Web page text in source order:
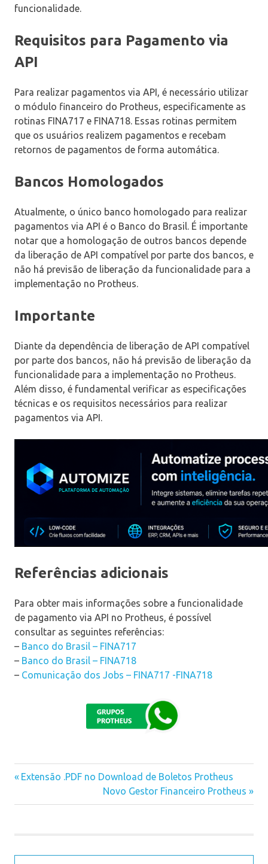
funcionalidade.
Requisitos para Pagamento via
API
Para realizar pagamentos via API, é necessário utilizar
o módulo financeiro do Protheus, especificamente as
rotinas FINA717 e FINA718. Essas rotinas permitem
que os usuários realizem pagamentos e recebam
retornos de pagamentos de forma automática.
Bancos Homologados
Atualmente, o único banco homologado para realizar
pagamentos via API é o Banco do Brasil. É importante
notar que a homologação de outros bancos depende
da liberação de API compatível por parte dos bancos, e
não há previsão de liberação da funcionalidade para a
implementação no Protheus.
Importante
Diante da dependência de liberação de API compatível
por parte dos bancos, não há previsão de liberação da
funcionalidade para a implementação no Protheus.
Além disso, é fundamental verificar as especificações
técnicas e os requisitos necessários para realizar
pagamentos via API.
Referências adicionais
Para obter mais informações sobre a funcionalidade
de pagamento via API no Protheus, é possível
consultar as seguintes referências:
– Banco do Brasil – FINA717
– Banco do Brasil – FINA718
– Comunicação dos Jobs – FINA717 -FINA718
Previous
Extensão .PDF no Download de Boletos Protheus
Next
Post:
Novo Gestor Financeiro Protheus